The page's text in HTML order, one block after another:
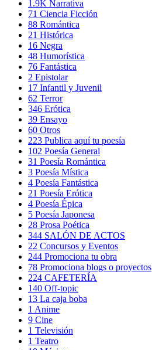
1.9K Narrativa
71 Ciencia Ficción
88 Romántica
21 Histórica
16 Negra
48 Humorística
76 Fantástica
2 Epistolar
17 Infantil y Juvenil
62 Terror
346 Erótica
39 Ensayo
60 Otros
223 Publica aquí tu poesía
102 Poesía General
31 Poesía Romántica
3 Poesía Mística
4 Poesía Fantástica
21 Poesía Erótica
4 Poesía Épica
5 Poesía Japonesa
28 Prosa Poética
344 SALÓN DE ACTOS
22 Concursos y Eventos
244 Promociona tu obra
78 Promociona blogs o proyectos
224 CAFETERÍA
140 Off-topic
13 La caja boba
1 Anime
9 Cine
1 Televisión
1 Teatro